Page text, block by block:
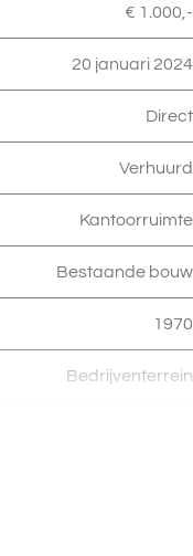
€ 1.000,-
20 januari 2024
Direct
Verhuurd
Kantoorruimte
Bestaande bouw
1970
Bedrijventerrein